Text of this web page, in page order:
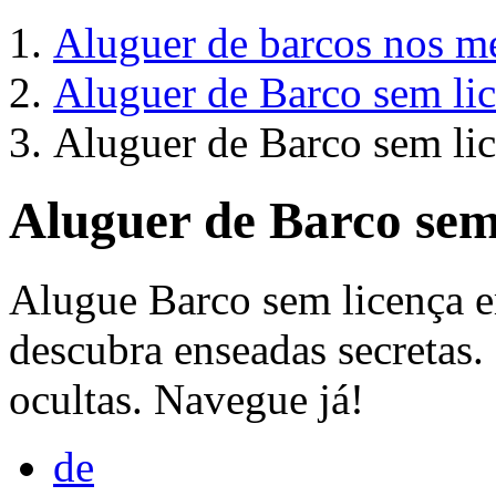
Aluguer de barcos nos
Aluguer de Barco sem
Aluguer de Barco sem
Aluguer de Barco
Alugue Barco sem licença
descubra enseadas
ocultas. Navegue já!
de